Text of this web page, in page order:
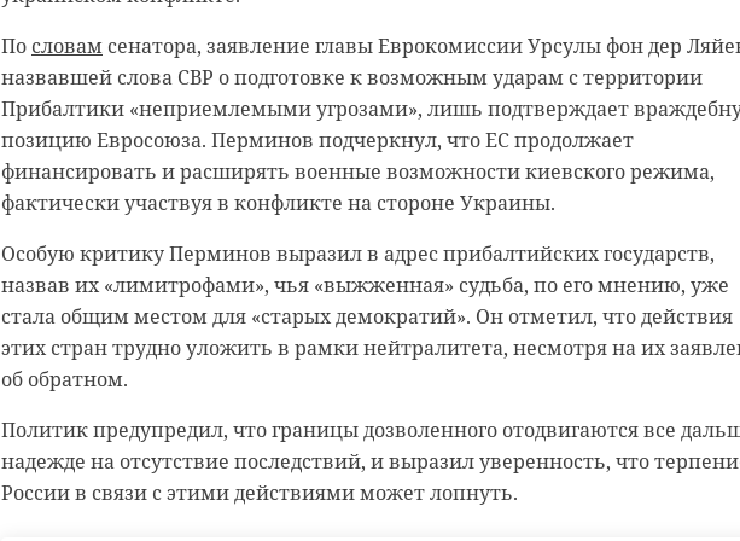
По словам сенатора, заявление главы Еврокомиссии Урсулы фон дер
назвавшей слова СВР о подготовке к возможным ударам с территории
Прибалтики «неприемлемыми угрозами», лишь подтверждает
позицию Евросоюза. Перминов подчеркнул, что ЕС продолжает
финансировать и расширять военные возможности киевского режима,
фактически участвуя в конфликте на стороне Украины.
Особую критику Перминов выразил в адрес прибалтийских государств,
назвав их «лимитрофами», чья «выжженная» судьба, по его мнению, уже
стала общим местом для «старых демократий». Он отметил, что действия
этих стран трудно уложить в рамки нейтралитета, несмотря на их
об обратном.
Политик предупредил, что границы дозволенного отодвигаются все
надежде на отсутствие последствий, и выразил уверенность, что
России в связи с этими действиями может лопнуть.
Подписывайтесь на нас в
В городе Бугры потерялся 7-летний мальчик, но оперативно был найден и
вернулся домой благодаря полицейскому псу Ямато. Сообщение об этом
разместила в своем канале официальный представитель МВД России
Родители сообщили о пропаже сына 23 мая, когда ребенок ушел гулять и
пропалсо двора. Их собственные поиски не привели к результату, и они
обратились за помощью по телефону 112. На поиски мальчика
лейтенант полиции Дарья Ракутина с собакой по кличке Ямато. Опытный
мальчика живым и здоровым в поле, куда он отправился поиграть.
Ранее 47channel рассказывал, что немецкая овчарка Ямато помог